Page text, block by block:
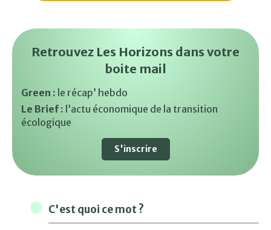
Retrouvez Les Horizons dans votre
boite mail
Green : le récap’ hebdo
Le Brief : l’actu économique de la transition
écologique
S'inscrire
C'est quoi ce mot ?